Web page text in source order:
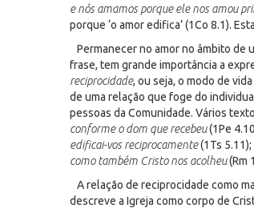
e nós amamos porque ele nos amou
porque ‘o amor edifica’ (1Co 8.1).
Permanecer no amor no âmbito de
frase, tem grande importância a
reciprocidade, ou seja, o modo de
de uma relação que foge do
pessoas da Comunidade. Vários
conforme o dom que recebeu(1Pe
edificai-vos reciprocamente(1Ts 5.11);
como também Cristo nos acolheu(Rm
A relação de reciprocidade como
descreve a Igreja como corpo de